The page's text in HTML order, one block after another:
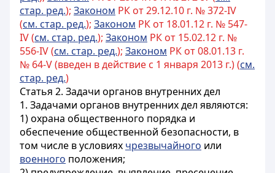
стар. ред.); Законом РК от 29.12.10 г. № 372-IV
(см. стар. ред.); Законом РК от 18.01.12 г. № 547-
IV (см. стар. ред.); Законом РК от 15.02.12 г. №
556-IV (см. стар. ред.); Законом РК от 08.01.13 г.
№ 64-V (введен в действие с 1 января 2013 г.) (см.
стар. ред.)
Статья 2. Задачи органов внутренних дел
1. Задачами органов внутренних дел являются:
1) охрана общественного порядка и
обеспечение общественной безопасности, в
том числе в условиях чрезвычайного или
военного положения;